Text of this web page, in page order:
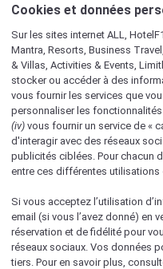
les hôtels
Cookies et données
Sur les sites internet ALL,
Mantra, Resorts, Business
& Villas, Activities & Events,
stocker ou accéder à des
vous fournir les services que
personnaliser les
(iv) vous fournir un service de «
d'interagir avec des réseaux
publicités ciblées. Pour chacun
entre ces différentes utilisations
Si vous acceptez l’utilisation
email (si vous l’avez donné) en
réservation et de fidélité pour
réseaux sociaux. Vos données
tiers. Pour en savoir plus,